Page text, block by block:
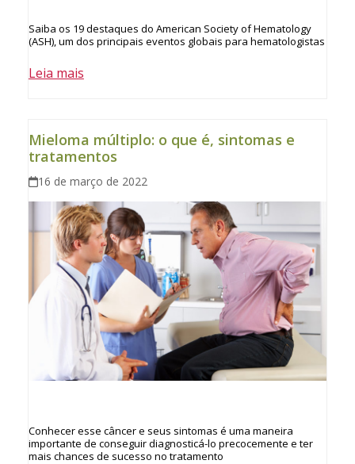
Saiba os 19 destaques do American Society of Hematology
(ASH), um dos principais eventos globais para hematologistas
Leia mais
Mieloma múltiplo: o que é, sintomas e
tratamentos
16 de março de 2022
Conhecer esse câncer e seus sintomas é uma maneira
importante de conseguir diagnosticá-lo precocemente e ter
mais chances de sucesso no tratamento